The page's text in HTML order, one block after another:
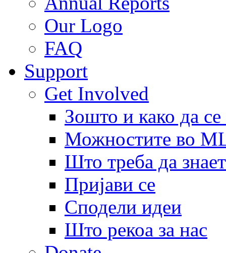
Our Logo
FAQ
Support
Get Involved
Зошто и како да
Можностите во
Што треба да
Пријави се
Сподели идеи
Што рекоа за нас